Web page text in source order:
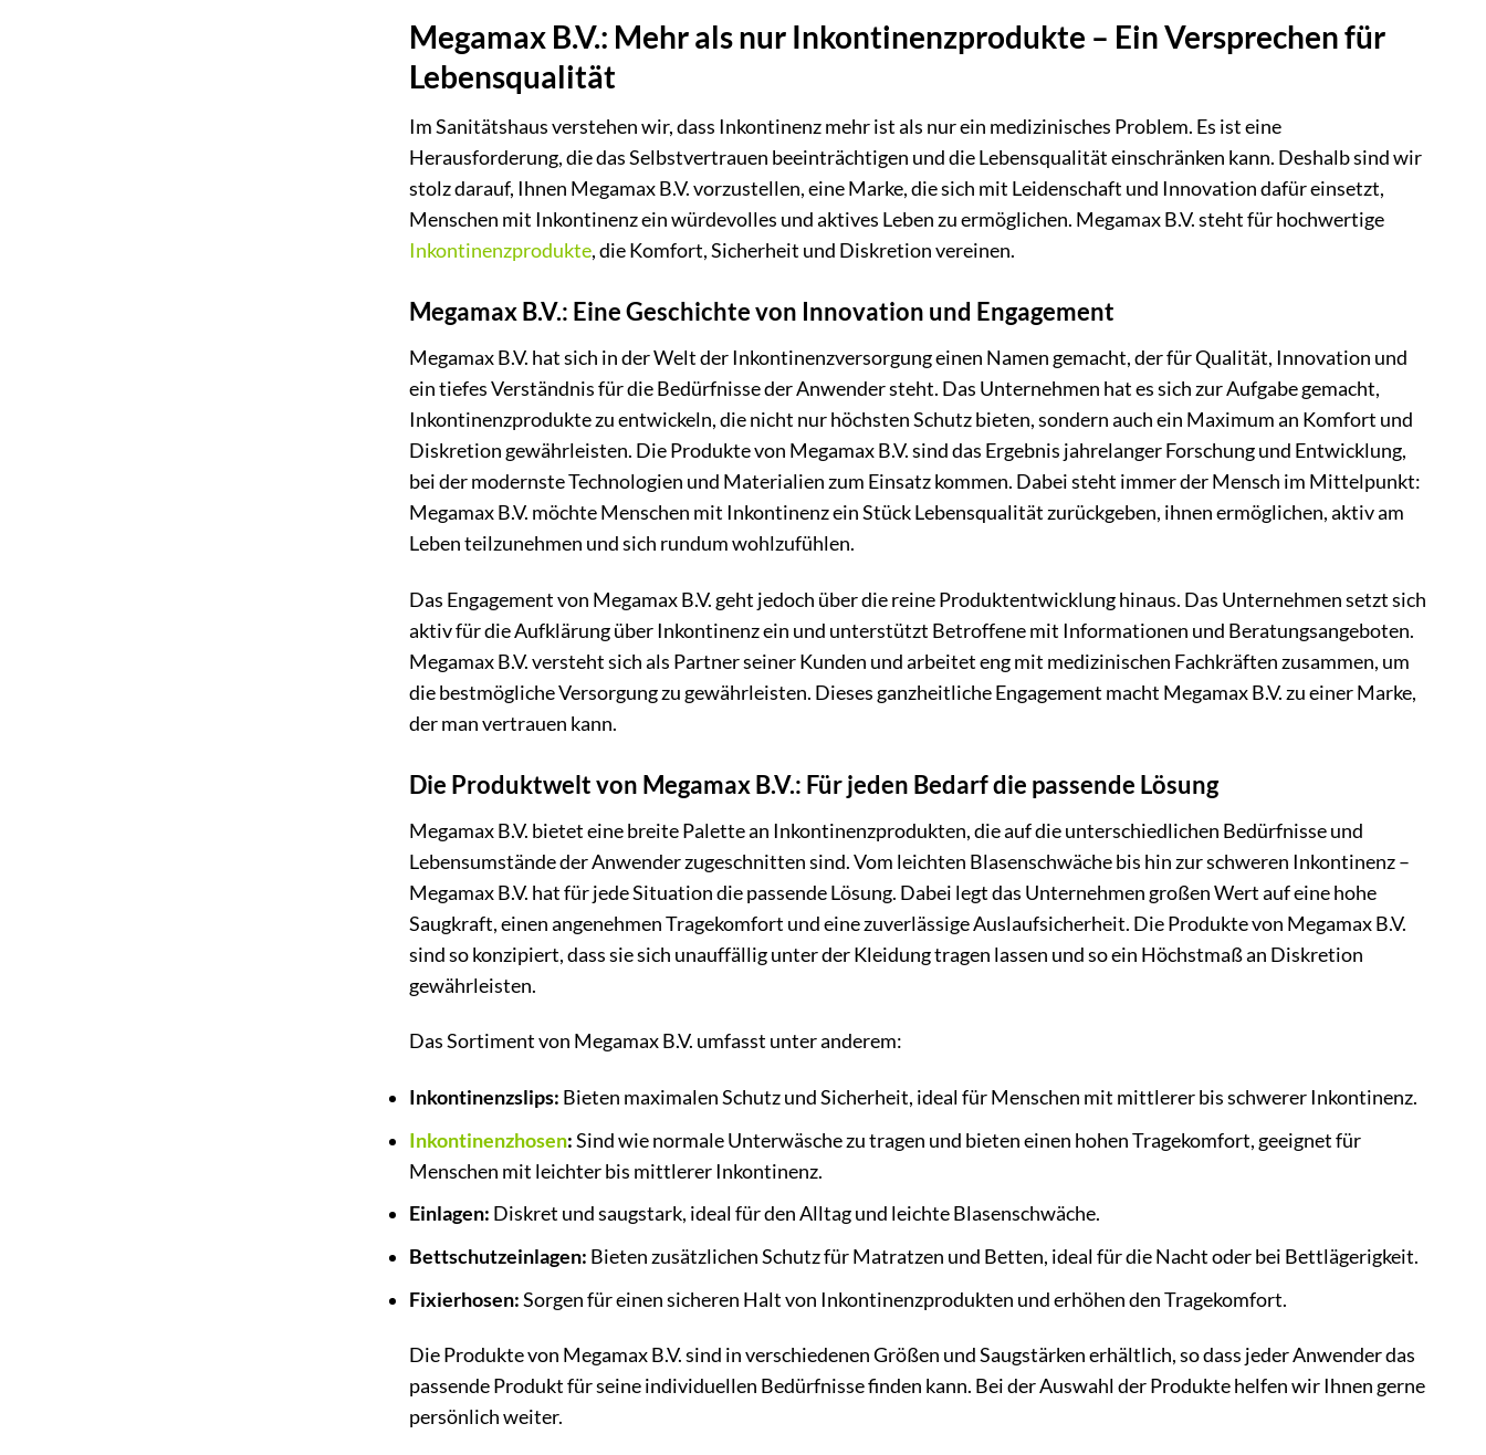
Megamax B.V.: Mehr als nur Inkontinenzprodukte – Ein Versprechen für
Lebensqualität
Im Sanitätshaus verstehen wir, dass Inkontinenz mehr ist als nur ein medizinisches Problem. Es ist eine
Herausforderung, die das Selbstvertrauen beeinträchtigen und die Lebensqualität einschränken kann. Deshalb sind wir
stolz darauf, Ihnen Megamax B.V. vorzustellen, eine Marke, die sich mit Leidenschaft und Innovation dafür einsetzt,
Menschen mit Inkontinenz ein würdevolles und aktives Leben zu ermöglichen. Megamax B.V. steht für hochwertige
Inkontinenzprodukte, die Komfort, Sicherheit und Diskretion vereinen.
Megamax B.V.: Eine Geschichte von Innovation und Engagement
Megamax B.V. hat sich in der Welt der Inkontinenzversorgung einen Namen gemacht, der für Qualität, Innovation und
ein tiefes Verständnis für die Bedürfnisse der Anwender steht. Das Unternehmen hat es sich zur Aufgabe gemacht,
Inkontinenzprodukte zu entwickeln, die nicht nur höchsten Schutz bieten, sondern auch ein Maximum an Komfort und
Diskretion gewährleisten. Die Produkte von Megamax B.V. sind das Ergebnis jahrelanger Forschung und Entwicklung,
bei der modernste Technologien und Materialien zum Einsatz kommen. Dabei steht immer der Mensch im Mittelpunkt:
Megamax B.V. möchte Menschen mit Inkontinenz ein Stück Lebensqualität zurückgeben, ihnen ermöglichen, aktiv am
Leben teilzunehmen und sich rundum wohlzufühlen.
Das Engagement von Megamax B.V. geht jedoch über die reine Produktentwicklung hinaus. Das Unternehmen setzt sich
aktiv für die Aufklärung über Inkontinenz ein und unterstützt Betroffene mit Informationen und Beratungsangeboten.
Megamax B.V. versteht sich als Partner seiner Kunden und arbeitet eng mit medizinischen Fachkräften zusammen, um
die bestmögliche Versorgung zu gewährleisten. Dieses ganzheitliche Engagement macht Megamax B.V. zu einer Marke,
der man vertrauen kann.
Die Produktwelt von Megamax B.V.: Für jeden Bedarf die passende Lösung
Megamax B.V. bietet eine breite Palette an Inkontinenzprodukten, die auf die unterschiedlichen Bedürfnisse und
Lebensumstände der Anwender zugeschnitten sind. Vom leichten Blasenschwäche bis hin zur schweren Inkontinenz –
Megamax B.V. hat für jede Situation die passende Lösung. Dabei legt das Unternehmen großen Wert auf eine hohe
Saugkraft, einen angenehmen Tragekomfort und eine zuverlässige Auslaufsicherheit. Die Produkte von Megamax B.V.
sind so konzipiert, dass sie sich unauffällig unter der Kleidung tragen lassen und so ein Höchstmaß an Diskretion
gewährleisten.
Das Sortiment von Megamax B.V. umfasst unter anderem:
Inkontinenzslips: Bieten maximalen Schutz und Sicherheit, ideal für Menschen mit mittlerer bis schwerer Inkontinenz.
Inkontinenzhosen:Sind wie normale Unterwäsche zu tragen und bieten einen hohen Tragekomfort, geeignet für
Menschen mit leichter bis mittlerer Inkontinenz.
Einlagen: Diskret und saugstark, ideal für den Alltag und leichte Blasenschwäche.
Bettschutzeinlagen: Bieten zusätzlichen Schutz für Matratzen und Betten, ideal für die Nacht oder bei Bettlägerigkeit.
Fixierhosen:Sorgen für einen sicheren Halt von Inkontinenzprodukten und erhöhen den Tragekomfort.
Die Produkte von Megamax B.V. sind in verschiedenen Größen und Saugstärken erhältlich, so dass jeder Anwender das
passende Produkt für seine individuellen Bedürfnisse finden kann. Bei der Auswahl der Produkte helfen wir Ihnen gerne
persönlich weiter.